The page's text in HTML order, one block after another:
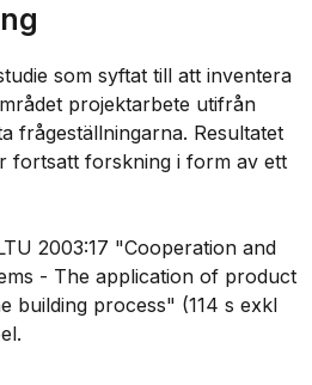
som syftat till att inventera
projektarbete utifrån
frågeställningarna. Resultatet
fortsatt forskning i form av ett
2003:17 "Cooperation and
- The application of product
building process" (114 s exkl